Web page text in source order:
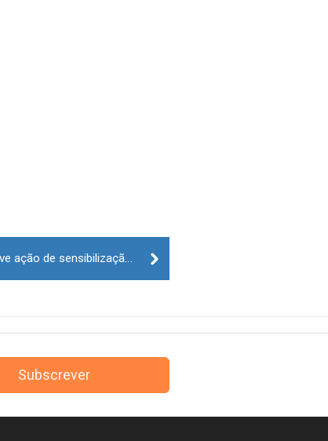
Subscrever